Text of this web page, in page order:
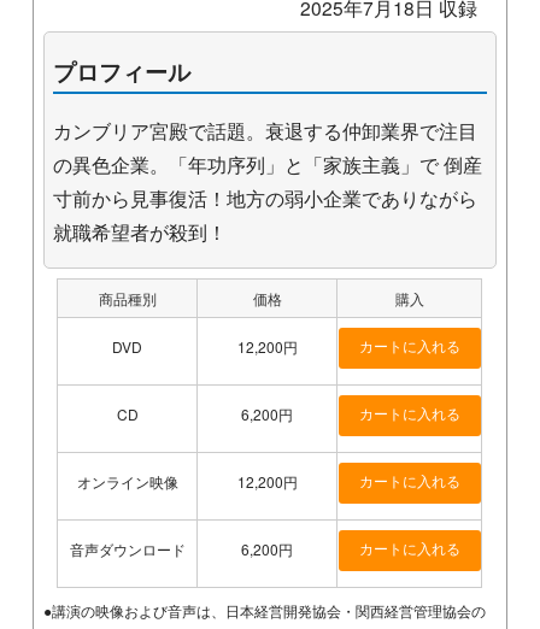
2025年7月18日 収録
プロフィール
カンブリア宮殿で話題。衰退する仲卸業界で注目
の異色企業。「年功序列」と「家族主義」で 倒産
寸前から見事復活！地方の弱小企業でありながら
就職希望者が殺到！
商品種別 価格 購入
DVD 12,200円
CD 6,200円
オンライン映像 12,200円
音声ダウンロード 6,200円
●講演の映像および音声は、日本経営開発協会・関西経営管理協会の